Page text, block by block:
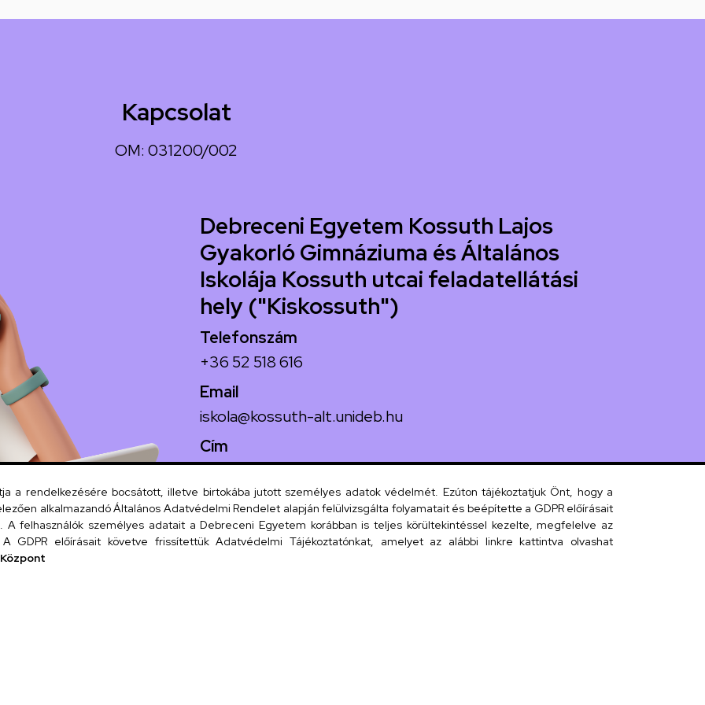
Kapcsolat
OM: 031200/002
Debreceni Egyetem Kossuth Lajos
Gyakorló Gimnáziuma és Általános
Iskolája Kossuth utcai feladatellátási
hely ("Kiskossuth")
Telefonszám
+36 52 518 616
Email
iskola@kossuth-alt.unideb.hu
Cím
4024 Debrecen, Kossuth utca 33.
Szervezeti telefonkönyv
a rendelkezésére bocsátott, illetve birtokába jutott személyes adatok védelmét. Ezúton tájékoztatjuk Önt, hogy a
alkalmazandó Általános Adatvédelmi Rendelet alapján felülvizsgálta folyamatait és beépítette a GDPR előírásait
felhasználók személyes adatait a Debreceni Egyetem korábban is teljes körültekintéssel kezelte, megfelelve az
GDPR előírásait követve frissítettük Adatvédelmi Tájékoztatónkat, amelyet az alábbi linkre kattintva olvashat
Központ